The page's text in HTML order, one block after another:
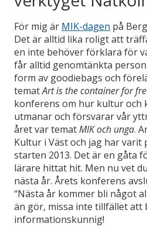
För mig är MIK-dagen på
Det är alltid lika roligt att
en inte behöver förklara för
får alltid genomtänkta
form av goodiebags och
tematArt is the container for
konferens om hur kultur och
utmanar och försvarar vår
året var tematMIK och unga.
Kultur i Väst och jag har varit
starten 2013. Det är en gåta
lärare hittat hit. Men nu vet
nästa år. Årets konferens
“Nästa år kommer bli något
än gör, missa inte tillfället att
informationskunnig!